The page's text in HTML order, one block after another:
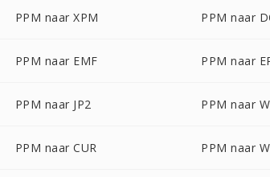
PPM naar XPM PPM naar
PPM naar EMF PPM naar
PPM naar JP2 PPM naar
PPM naar CUR PPM naar